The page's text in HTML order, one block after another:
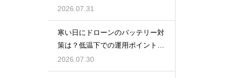
2026.07.31
寒い日にドローンのバッテリー対
策は？低温下での運用ポイントと
注意点
2026.07.30